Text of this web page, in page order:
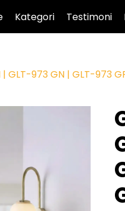
Kategori Testimoni
GLT-973 GN | GLT-973